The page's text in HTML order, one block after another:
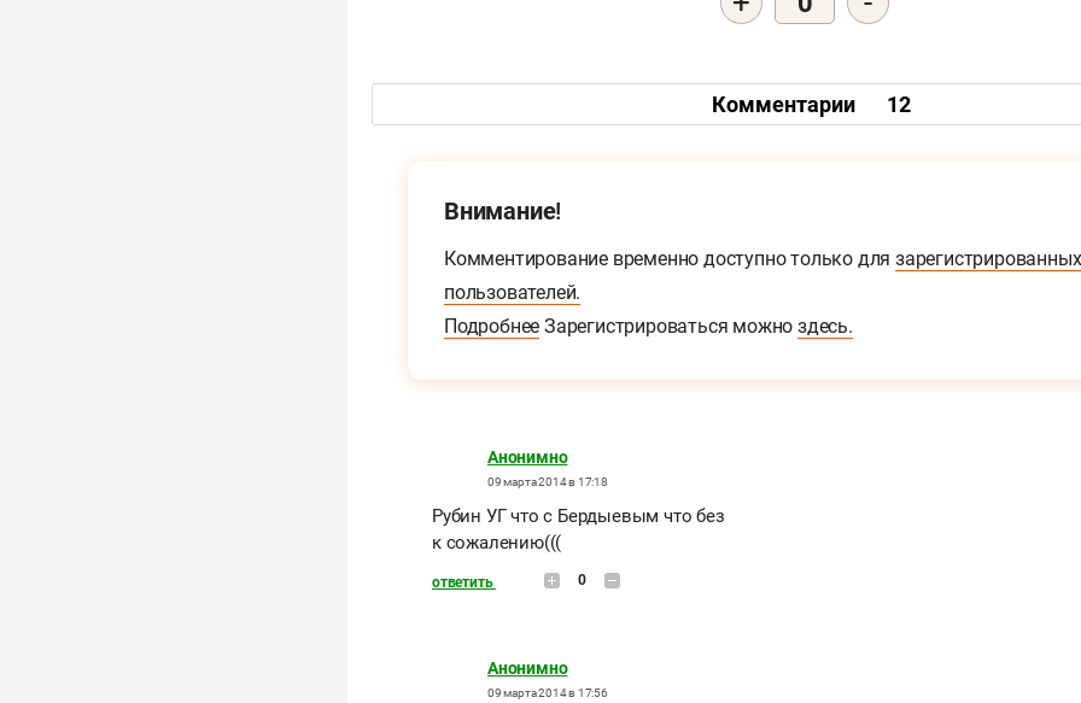
Комментарии 12
Внимание!
Комментирование временно доступно только для зарегистрированных
пользователей.
Подробнее Зарегистрироваться можноздесь.
Анонимно
09 марта 2014 в 17:18
Рубин УГ что с Бердыевым что без
к сожалению(((
ответить 0
Анонимно
09 марта 2014 в 17:56